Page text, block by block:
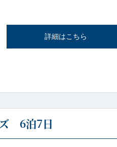
詳細はこちら
ズ 6泊7日